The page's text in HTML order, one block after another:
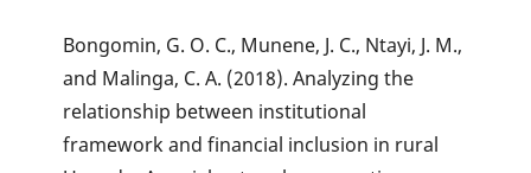
Bongomin, G. O. C., Munene, J. C., Ntayi, J. M.,
and Malinga, C. A. (2018). Analyzing the
relationship between institutional
framework and financial inclusion in rural